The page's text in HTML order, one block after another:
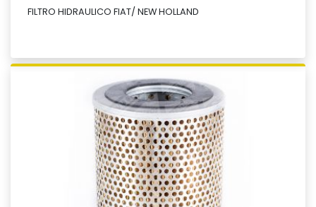
FILTRO HIDRAULICO FIAT/ NEW HOLLAND
Ver producto